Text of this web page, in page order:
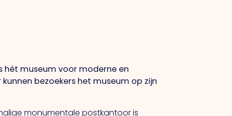
hét museum voor moderne en
bezoekers het museum op zijn
monumentale postkantoor is